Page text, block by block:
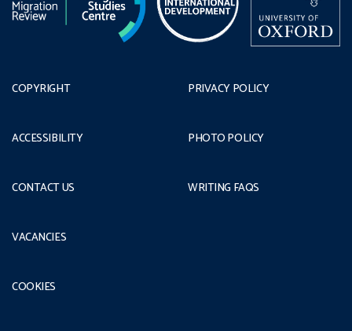
COPYRIGHT
ACCESSIBILITY
CONTACT US
PRIVACY POLICY
PHOTO POLICY
WRITING FAQS
VACANCIES
COOKIES